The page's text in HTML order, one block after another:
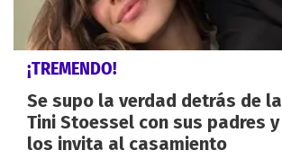
¡TREMENDO!
Se supo la verdad detrás de
Tini Stoessel con sus padres
los invita al casamiento